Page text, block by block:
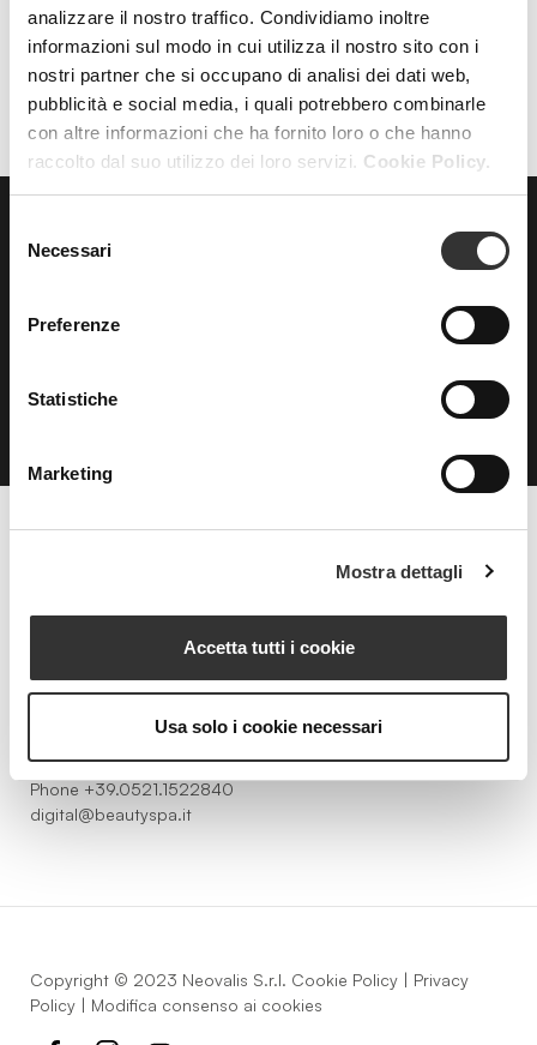
analizzare il nostro traffico. Condividiamo inoltre
informazioni sul modo in cui utilizza il nostro sito con i
nostri partner che si occupano di analisi dei dati web,
pubblicità e social media, i quali potrebbero combinarle
con altre informazioni che ha fornito loro o che hanno
raccolto dal suo utilizzo dei loro servizi. Cookie Policy.
delNecessari
Preferenze
Statistiche
Marketing
Mostra dettagli
Accetta tutti i cookie
Usa solo i cookie necessari
FILTRI AZZERA FILTRI
ISCRIVITI
Strada della Pace, 29, Mezzani
P.IVA 03101820342
Phone +39.0521.1522840
digital@beautyspa.it
Copyright © 2023 Neovalis S.r.l. Cookie Policy | Privacy
Policy | Modifica consenso ai cookies